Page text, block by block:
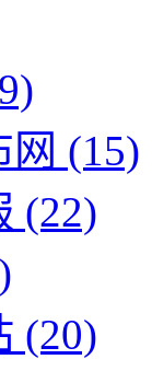
(15)
(22)
(20)